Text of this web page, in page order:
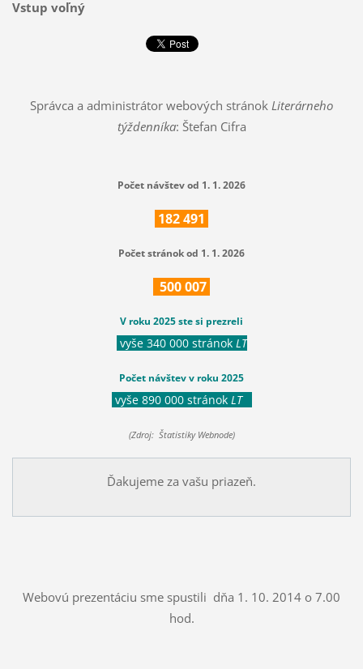
Vstup voľný
Správca a administrátor webových stránok Literárneho
týždenníka: Štefan Cifra
Počet návštev od 1. 1. 2026
182491
Počet stránok od 1. 1. 2026
500007
V roku 2025 ste si prezreli
vyše 340 000 stránok LT
Počet návštev v roku 2025
vyše 890 000 stránok LT
(Zdroj: Štatistiky Webnode)
Ďakujeme za vašu priazeň.
Webovú prezentáciu sme spustili dňa 1. 10. 2014 o 7.00
hod.